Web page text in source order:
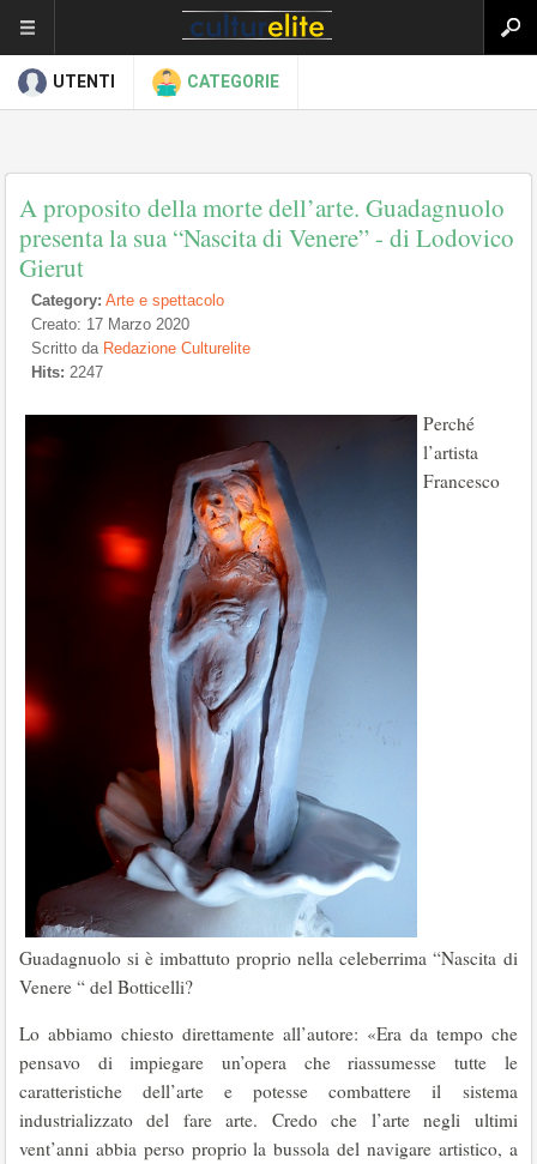
UTENTI CATEGORIE
A proposito della morte dell’arte. Guadagnuolo
presenta la sua “Nascita di Venere” - di Lodovico
Gierut
Category: Arte e spettacolo
Creato: 17 Marzo 2020
Scritto da Redazione Culturelite
Hits: 2247
Perché
l’artista
Francesco
Guadagnuolo si è imbattuto proprio nella celeberrima “Nascita di
Venere “ del Botticelli?
Lo abbiamo chiesto direttamente all’autore: «Era da tempo che
pensavo di impiegare un’opera che riassumesse tutte le
caratteristiche dell’arte e potesse combattere il sistema
industrializzato del fare arte. Credo che l’arte negli ultimi
vent’anni abbia perso proprio la bussola del navigare artistico, a